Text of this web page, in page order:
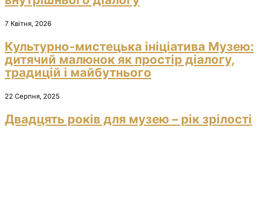
7 Квітня, 2026
Культурно-мистецька ініціатива Музею:
дитячий малюнок як простір діалогу,
традицій і майбутнього
22 Серпня, 2025
Двадцять років для музею – рік зрілості